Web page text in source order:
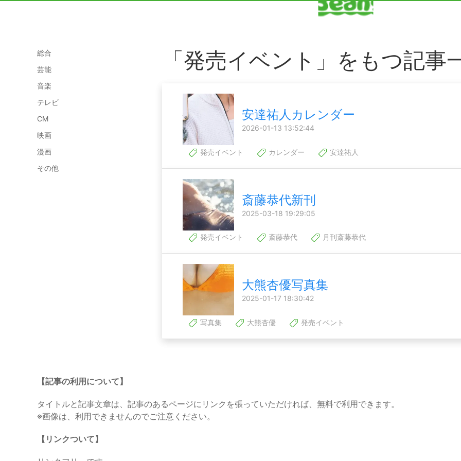
総合
芸能
音楽
テレビ
CM
映画
漫画
その他
「発売イベント」をもつ記事
安達祐人カレンダー
2026-01-13 13:52:44
発売イベント カレンダー 安達祐人
斎藤恭代新刊
2025-03-18 19:29:05
発売イベント 斎藤恭代 月刊斎藤恭代
大熊杏優写真集
2025-01-17 18:30:42
写真集 大熊杏優 発売イベント
【記事の利用について】
タイトルと記事文章は、記事のあるページにリンクを張っていただければ、無料で利用できます。
※画像は、利用できませんのでご注意ください。
【リンクついて】